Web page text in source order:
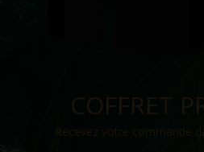
COFFRET
Recevez votre commande